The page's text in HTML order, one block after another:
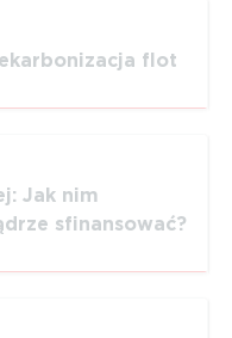
flot
Jak nim
sfinansować?